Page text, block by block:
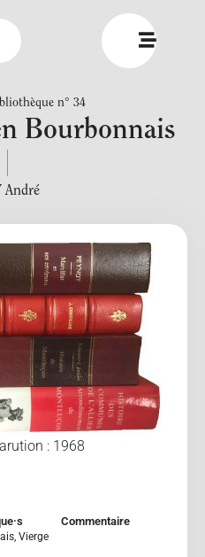
n° 34
Bourbonnais
André
: 1968
, Vierge
Commentaire